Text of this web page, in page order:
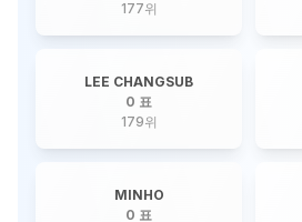
177위
LEE CHANGSUB
0 표
179위
MINHO
0 표